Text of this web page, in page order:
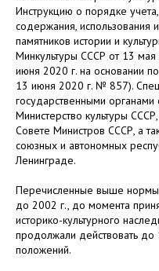
Инструкцию о порядке
содержания, использования
памятников истории и
Минкультуры СССР от 13
июня 2020 г. на основании
13 июня 2020 г. № 857).
государственными
Министерство культуры
Совете Министров СССР, а
союзных и автономных
Ленинграде.
Перечисленные выше нормы
до 2002 г., до момента
историко-культурного
продолжали действовать
положений.